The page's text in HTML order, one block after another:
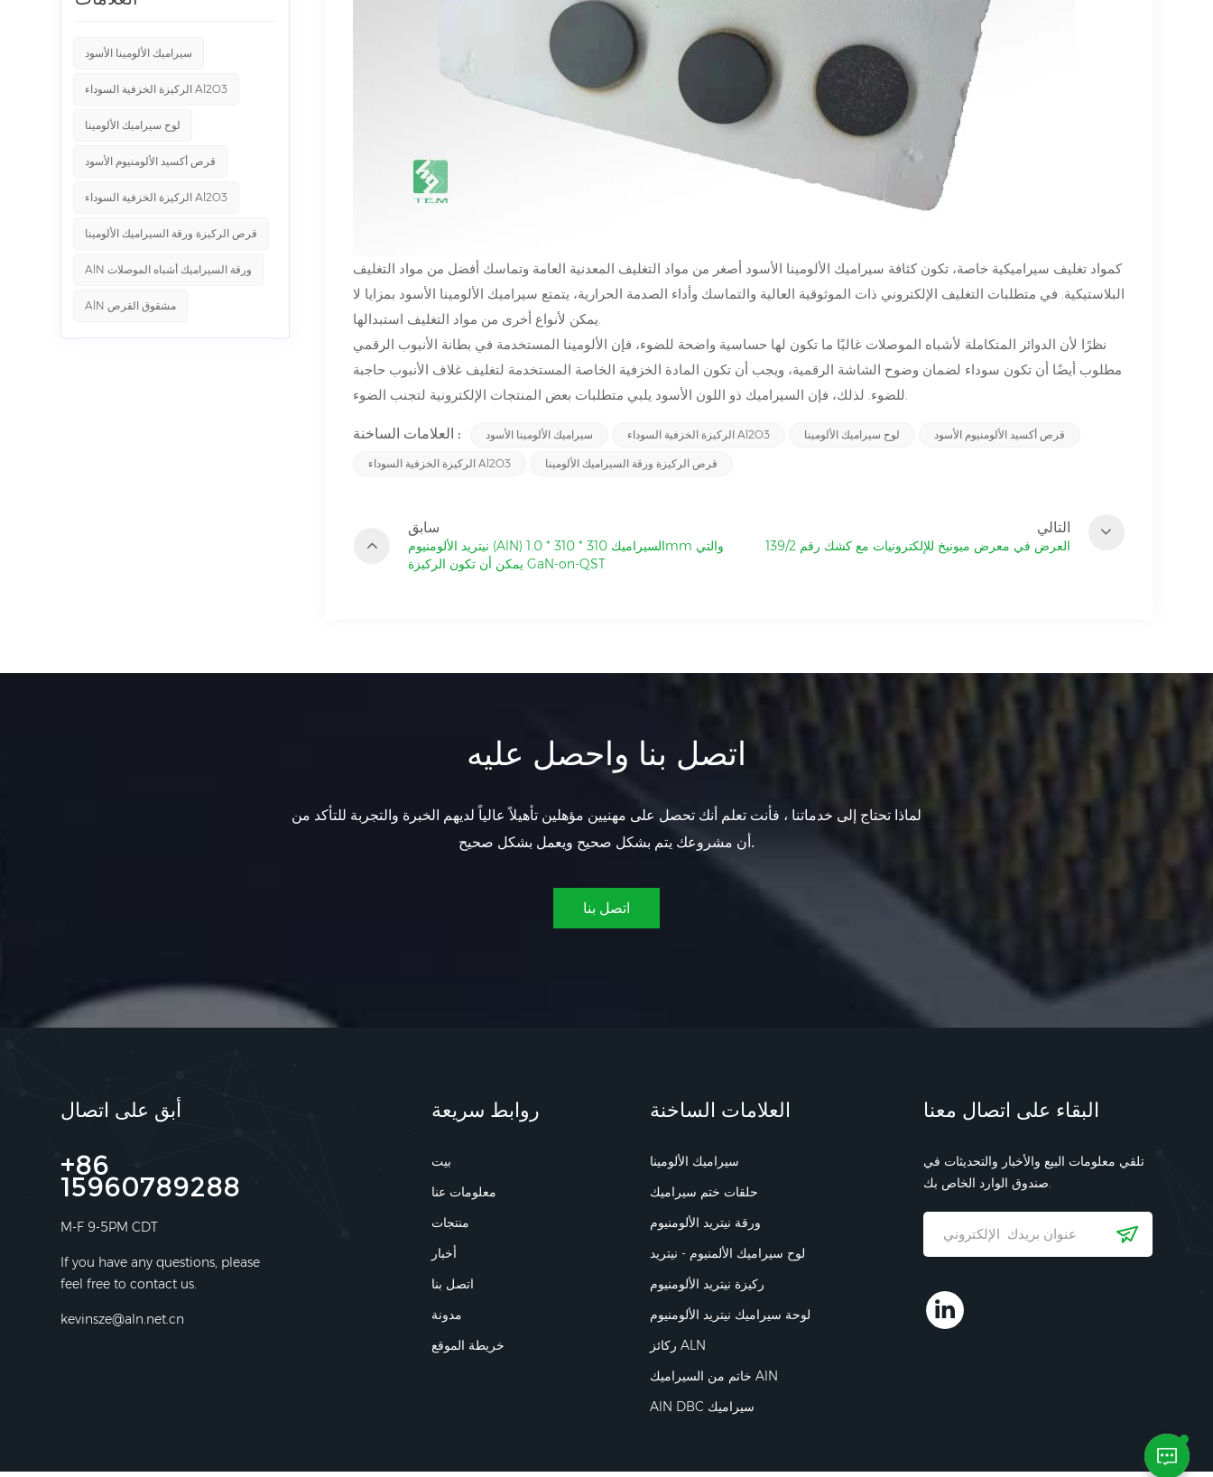
كمواد تغليف سيراميكية خاصة، تكون كثافة سيراميك الألومينا الأسود أصغر من مواد التغليف المعدنية العامة وتماسك أفضل من مواد التغليف
البلاستيكية. في متطلبات التغليف الإلكتروني ذات الموثوقية العالية والتماسك وأداء الصدمة الحرارية، يتمتع سيراميك الألومينا الأسود بمزايا لا
يمكن لأنواع أخرى من مواد التغليف استبدالها.
نظرًا لأن الدوائر المتكاملة لأشباه الموصلات غالبًا ما تكون لها حساسية واضحة للضوء، فإن الألومينا المستخدمة في بطانة الأنبوب الرقمي
مطلوب أيضًا أن تكون سوداء لضمان وضوح الشاشة الرقمية، ويجب أن تكون المادة الخزفية الخاصة المستخدمة لتغليف غلاف الأنبوب حاجبة
للضوء. لذلك، فإن السيراميك ذو اللون الأسود يلبي متطلبات بعض المنتجات الإلكترونية لتجنب الضوء.
العلامات الساخنة : سيراميك الألومينا الأسود الركيزة الخزفية السوداء Al2O3 لوح سيراميك الألومينا قرص أكسيد الألومنيوم الأسود
الركيزة الخزفية السوداء Al2O3 قرص الركيزة ورقة السيراميك الألومينا
سابق
نيتريد الألومنيوم (AlN) السيراميك 310 * 310 * 1.0mm والتي
يمكن أن تكون الركيزة GaN-on-QST
التالي
العرض في معرض ميونيخ للإلكترونيات مع كشك رقم 139/2
سيراميك الألومينا الأسود
الركيزة الخزفية السوداء Al2O3
لوح سيراميك الألومينا
قرص أكسيد الألومنيوم الأسود
الركيزة الخزفية السوداء Al2O3
قرص الركيزة ورقة السيراميك الألومينا
AlN ورقة السيراميك أشباه الموصلات
AlN مشقوق القرص
اتصل بنا واحصل عليه
لماذا تحتاج إلى خدماتنا ، فأنت تعلم أنك تحصل على مهنيين مؤهلين تأهيلاً عالياً لديهم الخبرة والتجربة للتأكد من
أن مشروعك يتم بشكل صحيح ويعمل بشكل صحيح.
اتصل بنا
أبق على اتصال
+86
15960789288
M-F 9-5PM CDT
If you have any questions, please
feel free to contact us.
kevinsze@aln.net.cn
روابط سريعة
بيت
معلومات عنا
منتجات
أخبار
اتصل بنا
مدونة
خريطة الموقع
العلامات الساخنة
سيراميك الألومينا
حلقات ختم سيراميك
ورقة نيتريد الألومنيوم
لوح سيراميك الألمنيوم - نيتريد
ركيزة نيتريد الألومنيوم
لوحة سيراميك نيتريد الألومنيوم
ركائز ALN
خاتم من السيراميك AlN
AlN DBC سيراميك
البقاء على اتصال معنا
تلقي معلومات البيع والأخبار والتحديثات في
صندوق الوارد الخاص بك.